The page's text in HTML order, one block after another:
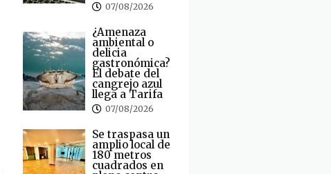
07/08/2026
¿Amenaza
ambiental o
delicia
gastronómica?
El debate del
cangrejo azul
llega a Tarifa
07/08/2026
Se traspasa un
amplio local de
180 metros
cuadrados en